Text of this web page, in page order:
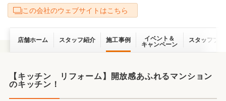
この会社のウェブサイトはこちら
店舗ホーム スタッフ紹介 施工事例
イベント＆
キャンペーン
スタッフブ
【キッチン リフォーム】開放感あふれるマンション
のキッチン！